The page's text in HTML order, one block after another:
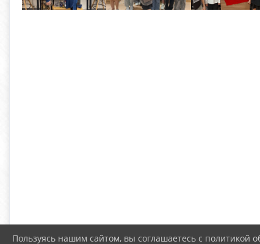
Пользуясь нашим сайтом, вы соглашаетесь с политикой